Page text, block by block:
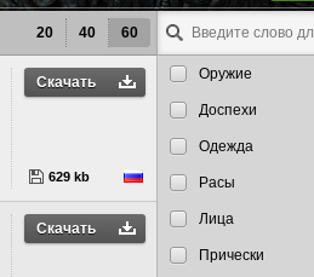
GAME TAG MENU
Оружие
Доспехи
Одежда
Расы
Лица
Прически
20 40 60
Скачать
629 kb
Скачать